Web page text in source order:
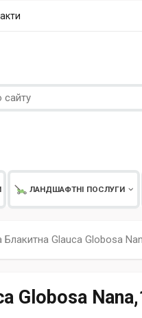
ЛАНДШАФТНІ ПОСЛУГИ
Блакитна Glauca Globosa
Globosa